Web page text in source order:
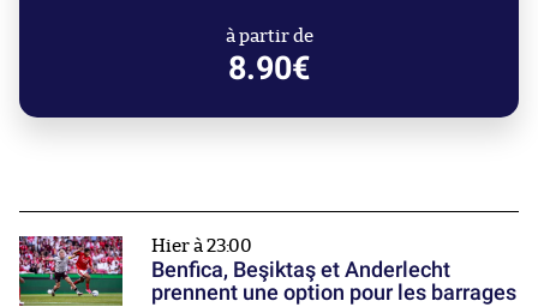
à partir de
8.90€
Hier à 23:00
Benfica, Beşiktaş et Anderlecht
prennent une option pour les barrages